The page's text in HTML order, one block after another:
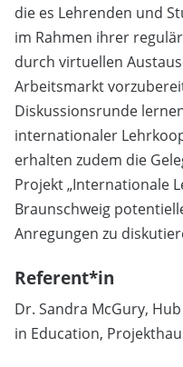
die es Lehrenden und
im Rahmen ihrer
durch virtuellen
Arbeitsmarkt
Diskussionsrunde
internationaler
erhalten zudem die
Projekt „Internationale
Braunschweig
Anregungen zu
Referent*in
Dr. Sandra McGury,
in Education,